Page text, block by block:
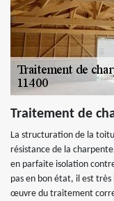
Traitement de
La structuration de la
résistance de la
en parfaite isolation
pas en bon état, il est très
œuvre du traitement